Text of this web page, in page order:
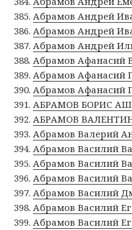
Абрамов Андрей
Абрамов Андрей
Абрамов Андрей
Абрамов Афанасий
Абрамов Афанасий
Абрамов Афанасий
АБРАМОВ БОРИС
АБРАМОВ
Абрамов Валерий
Абрамов Василий
Абрамов Василий
Абрамов Василий
Абрамов Василий
Абрамов Василий
Абрамов Василий